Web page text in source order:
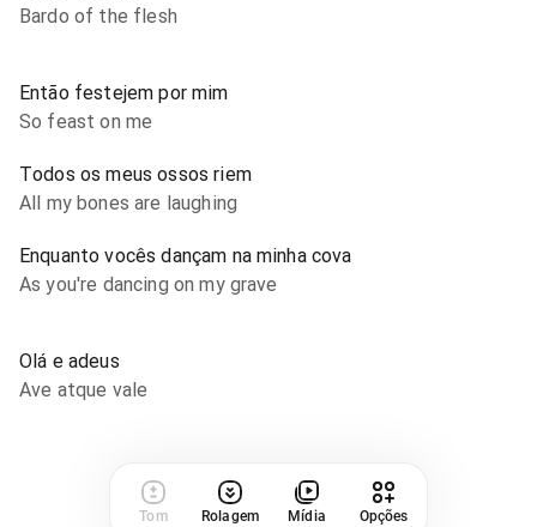
Bardo of the flesh
Então festejem por mim
So feast on me
Todos os meus ossos riem
All my bones are laughing
Enquanto vocês dançam na minha cova
As you're dancing on my grave
Olá e adeus
Ave atque vale
Tom Rolagem Mídia Opções